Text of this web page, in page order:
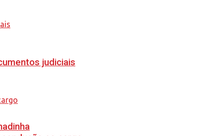
judiciais